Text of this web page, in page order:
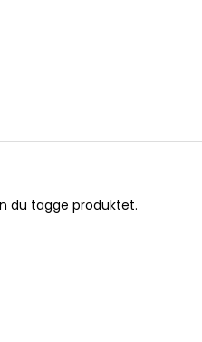
du tagge produktet.